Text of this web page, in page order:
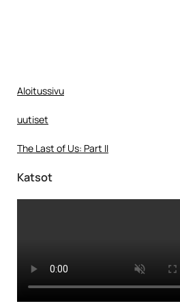
Aloitussivu
uutiset
The Last of Us: Part II
Katsot